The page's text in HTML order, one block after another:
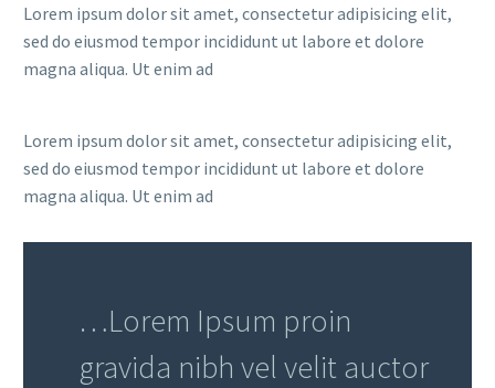
Lorem ipsum dolor sit amet, consectetur adipisicing elit,
sed do eiusmod tempor incididunt ut labore et dolore
magna aliqua. Ut enim ad
Lorem ipsum dolor sit amet, consectetur adipisicing elit,
sed do eiusmod tempor incididunt ut labore et dolore
magna aliqua. Ut enim ad
…Lorem Ipsum proin
gravida nibh vel velit auctor